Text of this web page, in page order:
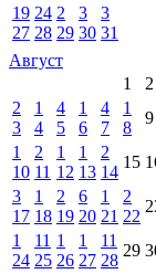
19
27
24
28
2
29
3
30
3
31
Август
1
2
2
3
1
4
4
5
1
6
4
7
1
8
9
1
10
2
11
1
12
1
13
2
14
15
3
17
1
18
2
19
6
20
1
21
2
22
1
24
11
25
1
26
1
27
11
28
29